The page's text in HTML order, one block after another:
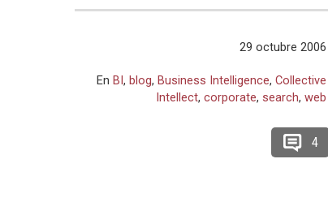
29 octubre 2006
EnBI,blog,Business Intelligence,Collective
Intellect,corporate, search,web
4